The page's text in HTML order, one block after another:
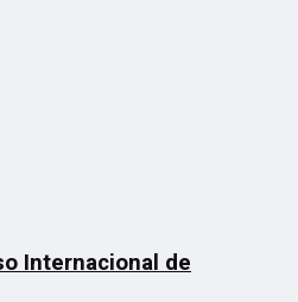
Internacional de